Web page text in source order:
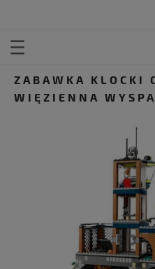
ZABAWKA KLOCKI
WIĘZIENNA